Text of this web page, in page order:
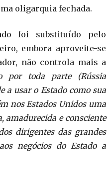
oligarquia fechada.
foi substituído pelo
embora aproveite-se
não controla mais a
por toda parte (Rússia
a usar o Estado como sua
nos Estados Unidos uma
amadurecida e consciente
dirigentes das grandes
negócios do Estado a